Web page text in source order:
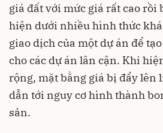
giá đất với mức giá rất cao rồi
hiện dưới nhiều hình thức
giao dịch của một dự án để
cho các dự án lân cận. Khi
rộng, mặt bằng giá bị đẩy lên
dẫn tới nguy cơ hình thành
sản.